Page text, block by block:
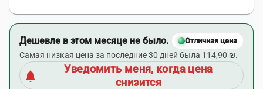
Дешевле в этом месяце не было. Отличная цена
Самая низкая цена за последние 30 дней была 114,90 ₪.
notifications
Уведомить меня, когда цена
снизится